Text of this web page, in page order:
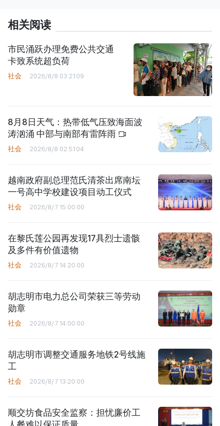
相关阅读
市民涌跃办理免费公共交通
卡致系统超负荷
社会 2026/8/8 03:21:09
8月8日天气：热带低气压致海面波
涛汹涌 中部与南部有雷阵雨
社会 2026/8/8 02:51:04
越南政府副总理范氏清茶出席南坛
一号高中学校建设项目动工仪式
社会 2026/8/7 15:00:00
在黎氏莲公园再发现17具烈士遗骸
及多件有价值遗物
社会 2026/8/7 14:20:00
胡志明市电力总公司荣获三等劳动
勋章
社会 2026/8/7 14:00:00
胡志明市调整交通服务地铁2号线施
工
社会 2026/8/7 13:20:00
顺交坊食品安全监察：担忧廉价工